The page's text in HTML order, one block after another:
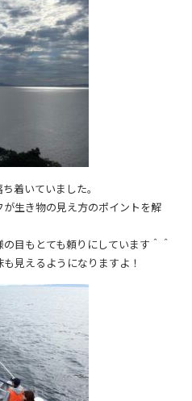
着いていました。
生き物の見え方のポイントを解
目もとても頼りにしています＾＾
見えるようになりますよ！